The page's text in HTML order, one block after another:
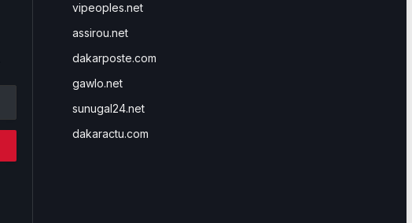
vipeoples.net
assirou.net
dakarposte.com
gawlo.net
sunugal24.net
dakaractu.com